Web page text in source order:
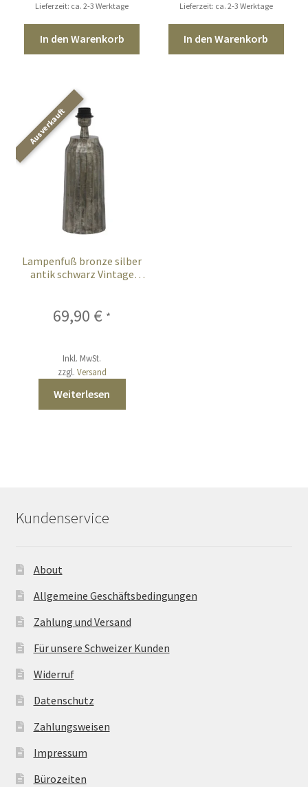
Lieferzeit: ca. 2-3 Werktage
In den Warenkorb
Lieferzeit: ca. 2-3 Werktage
In den Warenkorb
Lampenfuß bronze silber
antik schwarz Vintage
69,90 € *
Inkl. MwSt.
zzgl. Versand
Weiterlesen
Kundenservice
About
Allgemeine Geschäftsbedingungen
Zahlung und Versand
Für unsere Schweizer Kunden
Widerruf
Datenschutz
Zahlungsweisen
Impressum
Bürozeiten